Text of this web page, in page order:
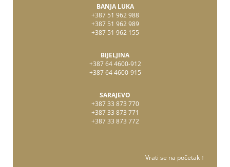
BANJA LUKA
+387 51 962 988
+387 51 962 989
+387 51 962 155
BIJELJINA
+387 64 4600-912
+387 64 4600-915
SARAJEVO
+387 33 873 770
+387 33 873 771
+387 33 873 772
Vrati se na početak ↑